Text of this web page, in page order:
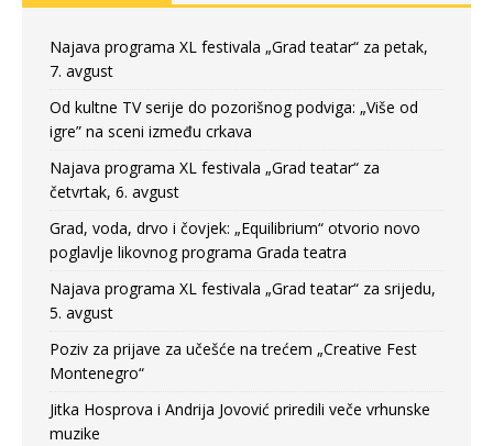
Najava programa XL festivala „Grad teatar“ za petak,
7. avgust
Od kultne TV serije do pozorišnog podviga: „Više od
igre” na sceni između crkava
Najava programa XL festivala „Grad teatar“ za
četvrtak, 6. avgust
Grad, voda, drvo i čovjek: „Equilibrium“ otvorio novo
poglavlje likovnog programa Grada teatra
Najava programa XL festivala „Grad teatar“ za srijedu,
5. avgust
Poziv za prijave za učešće na trećem „Creative Fest
Montenegro“
Jitka Hosprova i Andrija Jovović priredili veče vrhunske
muzike